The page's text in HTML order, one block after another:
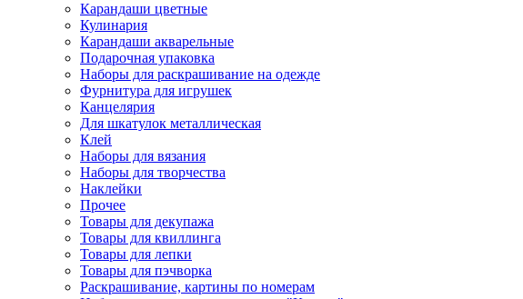
Карандаши цветные
Кулинария
Карандаши акварельные
Подарочная упаковка
Наборы для раскрашивание на одежде
Фурнитура для игрушек
Канцелярия
Для шкатулок металлическая
Клей
Наборы для вязания
Наборы для творчества
Наклейки
Прочее
Товары для декупажа
Товары для квиллинга
Товары для лепки
Товары для пэчворка
Раскрашивание, картины по номерам